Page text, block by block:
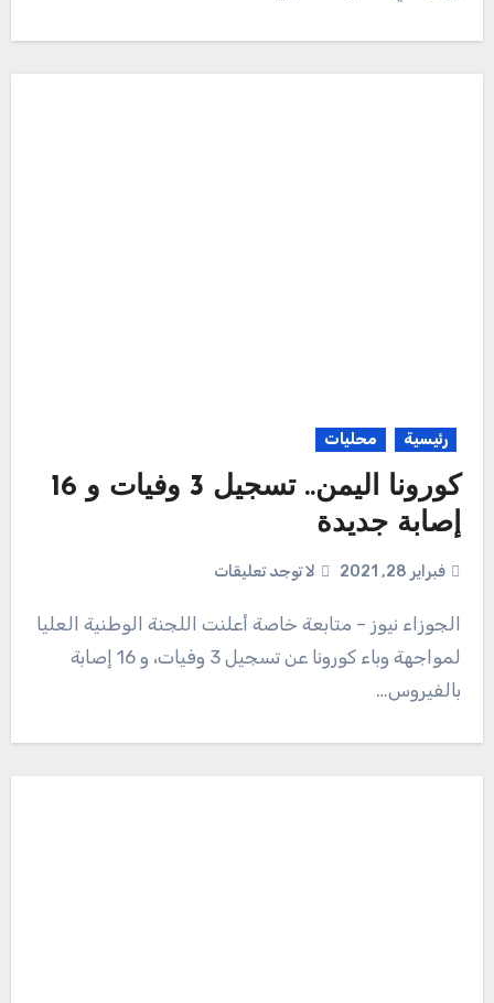
رئيسية محليات
كورونا اليمن.. تسجيل 3 وفيات و 16
إصابة جديدة
فبراير 28, 2021 لا توجد تعليقات
الجوزاء نيوز – متابعة خاصة أعلنت اللجنة الوطنية العليا
لمواجهة وباء كورونا عن تسجيل 3 وفيات، و 16 إصابة
بالفيروس…